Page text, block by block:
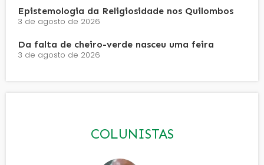
Epistemologia da Religiosidade nos Quilombos
3 de agosto de 2026
Da falta de cheiro-verde nasceu uma feira
3 de agosto de 2026
COLUNISTAS